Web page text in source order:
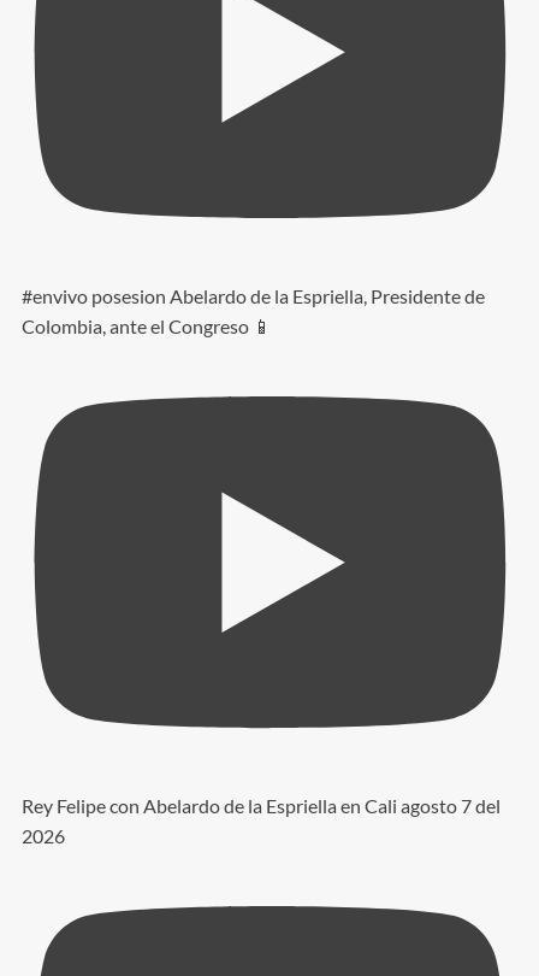
#envivo posesion Abelardo de la Espriella, Presidente de
Colombia, ante el Congreso 📱
Rey Felipe con Abelardo de la Espriella en Cali agosto 7 del
2026